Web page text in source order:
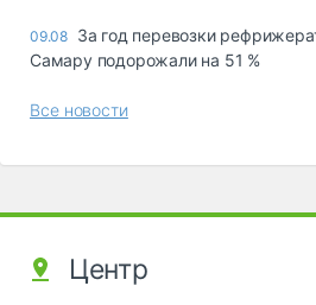
09.08 За год перевозки
Самару подорожали на 51 %
Все новости
Центр